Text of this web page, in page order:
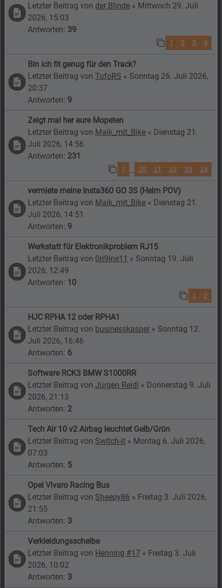
Letzter Beitrag von der Blinde « Mittwoch 29. Juli
2026, 15:03
Antworten: 39
1 2 3 4
Bin ich fit genug für den Track?
Letzter Beitrag vonTofoRS « Sonntag 26. Juli 2026,
20:37
Antworten: 9
Zeigt mal her eure Mopeten
Letzter Beitrag von Maik_mit_Bike « Dienstag 21.
Juli 2026, 14:56
Antworten: 231
1 … 20 21 22 23 24
vermiete meine Insta360 GO 3S (Helm POV)
Letzter Beitrag von Maik_mit_Bike « Dienstag 21.
Juli 2026, 14:51
Antworten: 9
Werkstatt für Elektronikproblem RJ15
Letzter Beitrag von 0ri9ine11 « Sonntag 19. Juli
2026, 12:49
Antworten: 10
1 2
HJC RPHA 12 oder RPHA1
Letzter Beitrag von businesskasper « Sonntag 12.
Juli 2026, 16:46
Antworten: 6
Software RCK3 BMW S1000RR
Letzter Beitrag vonJürgen Reidl « Donnerstag 9. Juli
2026, 21:13
Antworten: 2
Tech Air 10 v2 Airbag leuchtet Gelb/Grün
Letzter Beitrag von Switch-it « Montag 6. Juli 2026,
07:03
Antworten: 5
Opel Vivaro Racing Bus
Letzter Beitrag von Sheepy86 « Freitag 3. Juli 2026,
21:55
Antworten: 3
Verkleidungsscheibe
Letzter Beitrag von Henning #17 « Freitag 3. Juli
2026, 10:02
Antworten: 3